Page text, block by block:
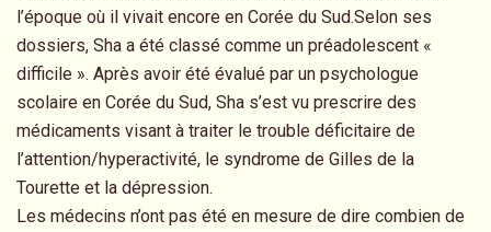
l’époque où il vivait encore en Corée du Sud.Selon ses
dossiers, Sha a été classé comme un préadolescent «
difficile ». Après avoir été évalué par un psychologue
scolaire en Corée du Sud, Sha s’est vu prescrire des
médicaments visant à traiter le trouble déficitaire de
l’attention/hyperactivité, le syndrome de Gilles de la
Tourette et la dépression.
Les médecins n’ont pas été en mesure de dire combien de